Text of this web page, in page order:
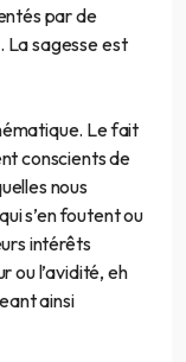
par de
La sagesse est
Le fait
conscients de
nous
s’en foutent ou
intérêts
ou l’avidité, eh
ainsi